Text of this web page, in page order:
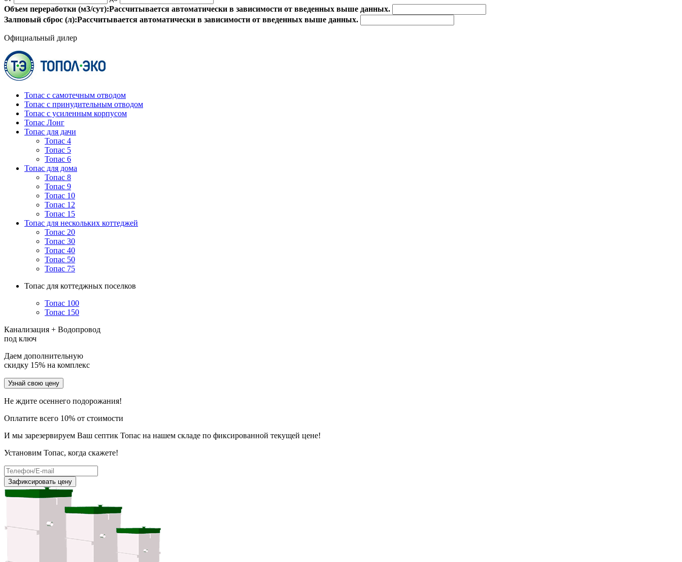
Объем переработки (м3/сут):Рассчитывается автоматически в зависимости от введенных выше данных.
Залповый сброс (л):Рассчитывается автоматически в зависимости от введенных выше данных.
Официальный дилер
Топас с самотечным отводом
Топас с принудительным отводом
Топас с усиленным корпусом
Топас Лонг
Топас для дачи
Топас 4
Топас 5
Топас 6
Топас для дома
Топас 8
Топас 9
Топас 10
Топас 12
Топас 15
Топас для нескольких коттеджей
Топас 20
Топас 30
Топас 40
Топас 50
Топас 75
Топас для коттеджных поселков
Топас 100
Топас 150
Канализация + Водопровод
под ключ
Даем дополнительную
скидку 15% на комплекс
Узнай свою цену
Не ждите осеннего подорожания!
Оплатите всего 10% от стоимости
И мы зарезервируем Ваш септик Топас на нашем складе по фиксированной текущей цене!
Установим Топас, когда скажете!
Зафиксировать цену